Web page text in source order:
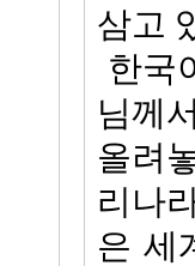
삼고
한국
님께
올려
리나
은 세